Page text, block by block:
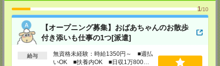
1/10
【オープニング募集】おばあちゃんのお散歩
付き添いも仕事の1つ[派遣]
給与
無資格未経験：時給1350円～ ■週払
いOK ■扶養内OK ■日収1万800円
立川市曙町2-37-7 コアシティ立川3階
TEL：0120-356-022
担当：採用担当者
厚木テクニカルセンター
厚木市中町2-8-13 TPR厚木ビル5階
TEL：0120-022-979
担当：採用担当者